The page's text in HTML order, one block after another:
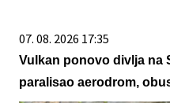
07. 08. 2026 17:35
Vulkan ponovo divlja na
paralisao aerodrom,